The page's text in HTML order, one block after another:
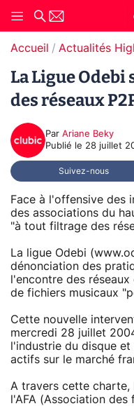
Accueil Actualités
La Ligue Odebi
des réseaux
Par Ariane Beky
Publié le 28 juillet
Suivez-nous
Face à l'offensive des
des associations du
"à tout filtrage des
La ligue Odebi
dénonciation des
l'encontre des
de fichiers musicaux
Cette nouvelle
mercredi 28 juillet
l'industrie du disque
actifs sur le marché
A travers cette charte,
l'AFA (Association